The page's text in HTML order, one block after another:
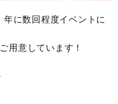
に数回程度イベントに
用意しています！